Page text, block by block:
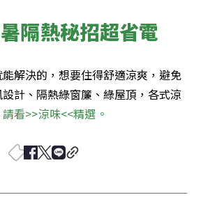
隔熱秘招超省電
解決的，想要住得舒適涼爽，避免
計、隔熱綠窗簾、綠屋頂，各式涼
請看>>涼味<<精選。